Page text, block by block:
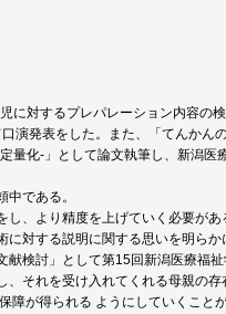
に対するプレパレーション内容の
演発表をした。また、「てんかん
量化-」として論文執筆し、新潟
である。
、より精度を上げていく必要があ
対する説明に関する思いを明ら
検討」として第15回新潟医療福
それを受け入れてくれる母親の
障が得られる ようにしていくこと